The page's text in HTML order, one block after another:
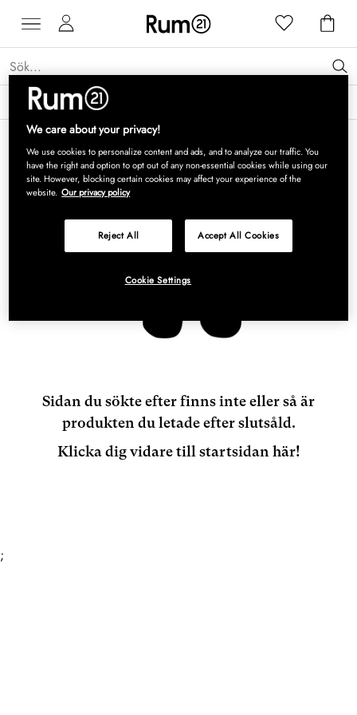
Få 15 % rabatt på Grythyttan Stålmöbler* →
Sidan du sökte efter finns inte eller så är
produkten du letade efter slutsåld.
Klicka dig vidare till startsidan här!
;
We care about your privacy!
We use cookies to personalize content and ads, and to analyze our traffic. You
have the right and option to opt out of any non-essential cookies while using our
site. However, blocking certain cookies may affect your experience of the
website. Our privacy policy
Reject All Accept All Cookies
Cookie Settings